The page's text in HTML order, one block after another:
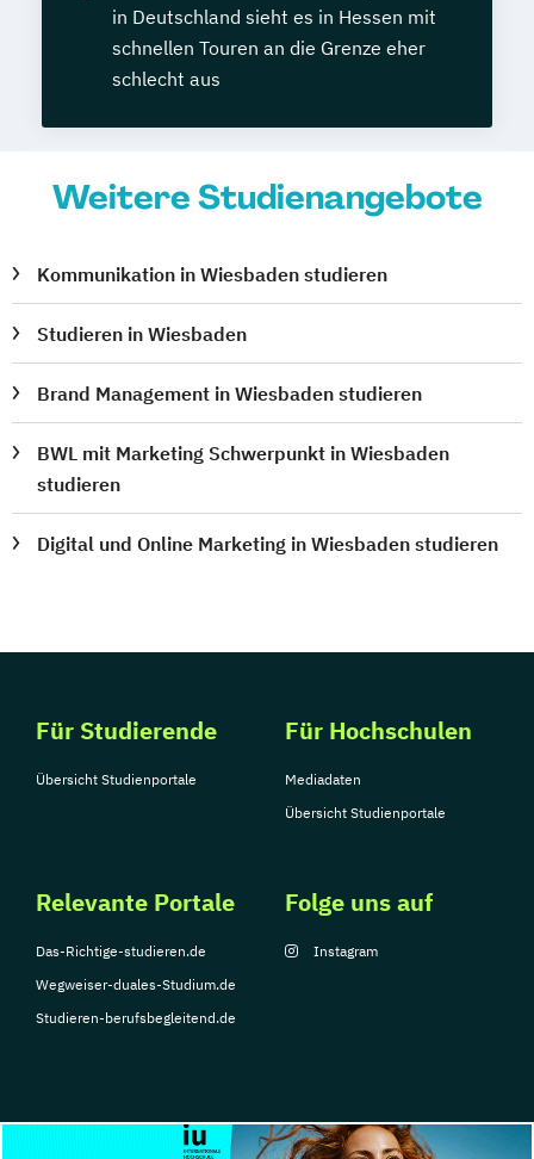
in Deutschland sieht es in Hessen mit
schnellen Touren an die Grenze eher
schlecht aus
Weitere Studienangebote
Kommunikation in Wiesbaden studieren
Studieren in Wiesbaden
Brand Management in Wiesbaden studieren
BWL mit Marketing Schwerpunkt in Wiesbaden
studieren
Digital und Online Marketing in Wiesbaden studieren
Für Studierende
Übersicht Studienportale
Für Hochschulen
Mediadaten
Übersicht Studienportale
Relevante Portale
Das-Richtige-studieren.de
Wegweiser-duales-Studium.de
Studieren-berufsbegleitend.de
Folge uns auf
Instagram